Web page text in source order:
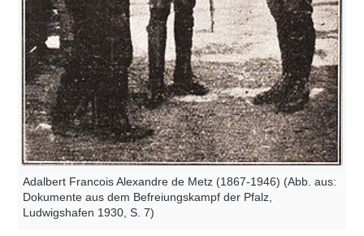
Adalbert Francois Alexandre de Metz (1867-1946) (Abb. aus:
Dokumente aus dem Befreiungskampf der Pfalz,
Ludwigshafen 1930, S. 7)